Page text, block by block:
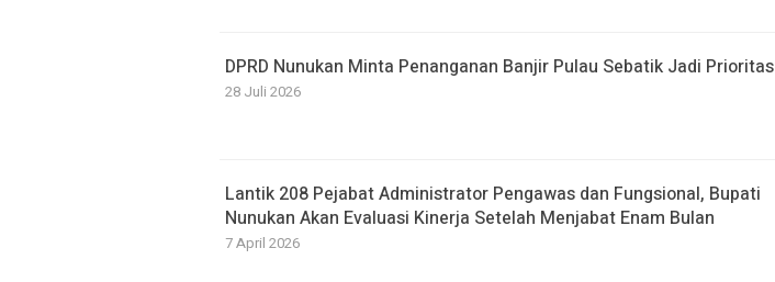
DPRD Nunukan Minta Penanganan Banjir Pulau Sebatik Jadi Prioritas
28 Juli 2026
Lantik 208 Pejabat Administrator Pengawas dan Fungsional, Bupati
Nunukan Akan Evaluasi Kinerja Setelah Menjabat Enam Bulan
7 April 2026